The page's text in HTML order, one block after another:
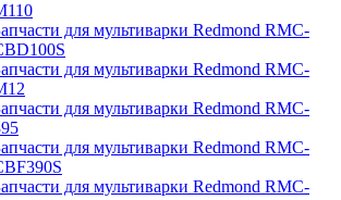
для мультиварки Redmond RMC-
для мультиварки Redmond RMC-
для мультиварки Redmond RMC-
для мультиварки Redmond RMC-
для мультиварки Redmond RMC-